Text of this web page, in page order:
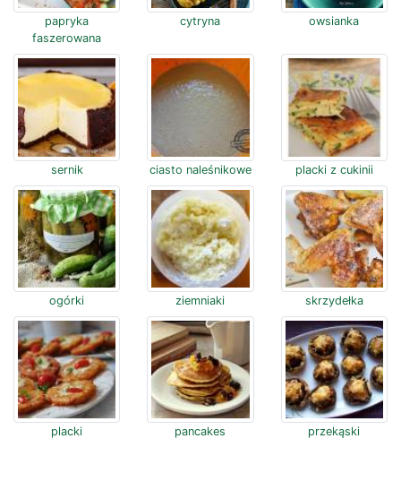
papryka
faszerowana
cytryna owsianka
sernik ciasto naleśnikowe placki z cukinii
ogórki ziemniaki skrzydełka
placki pancakes przekąski